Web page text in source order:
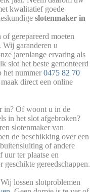
kwalitatief goede
slotenmaker in
gerepareerd moeten
garanderen u
jarenlange ervaring als
slot het beste gemonteerd
het nummer 0475 82 70
direct een online
in? Of woont u in de
in het slot afgebroken?
slotenmaker van
de beschikking over een
of andere
uur ter plaatse en
gereedschappen.
lossen slotproblemen